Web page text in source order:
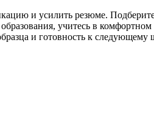
и усилить резюме.
учитесь в комфортном
и готовность к следующему